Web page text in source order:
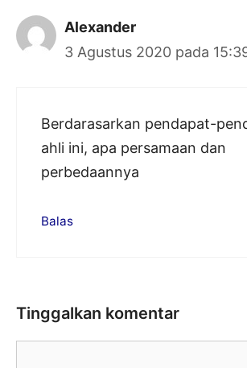
Alexander
3 Agustus 2020 pada
Berdarasarkan pendapat-
ahli ini, apa persamaan dan
perbedaannya
Balas
Tinggalkan komentar